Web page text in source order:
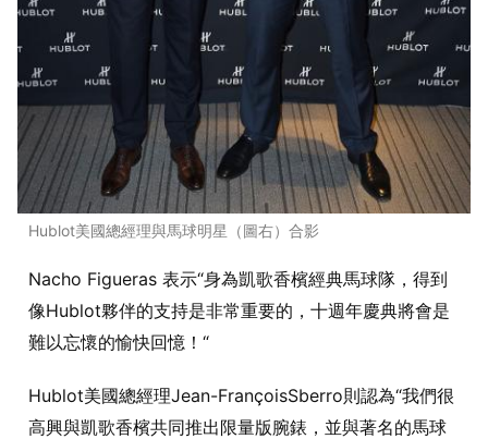
Hublot美國總經理與馬球明星（圖右）合影
Nacho Figueras 表示“身為凱歌香檳經典馬球隊，得到
像Hublot夥伴的支持是非常重要的，十週年慶典將會是
難以忘懷的愉快回憶！“
Hublot美國總經理Jean-FrançoisSberro則認為“我們很
高興與凱歌香檳共同推出限量版腕錶，並與著名的馬球